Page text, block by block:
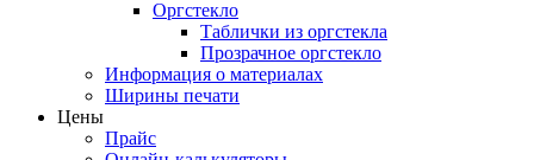
Оргстекло
Таблички из оргстекла
Прозрачное оргстекло
Информация о материалах
Ширины печати
Цены
Прайс